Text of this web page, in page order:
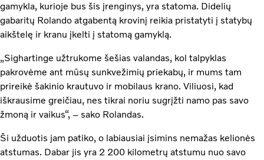
gamykla, kurioje bus šis įrenginys, yra statoma. Didelių
gabaritų Rolando atgabentą krovinį reikia pristatyti į statybų
aikštelę ir kranu įkelti į statomą gamyklą.
„Sighartinge užtrukome šešias valandas, kol talpyklas
pakrovėme ant mūsų sunkvežimių priekabų, ir mums tam
prireikė šakinio krautuvo ir mobilaus krano. Viliuosi, kad
iškrausime greičiau, nes tikrai noriu sugrįžti namo pas savo
žmoną ir vaikus“, – sako Rolandas.
Ši užduotis jam patiko, o labiausiai įsimins nemažas kelionės
atstumas. Dabar jis yra 2 200 kilometrų atstumu nuo savo